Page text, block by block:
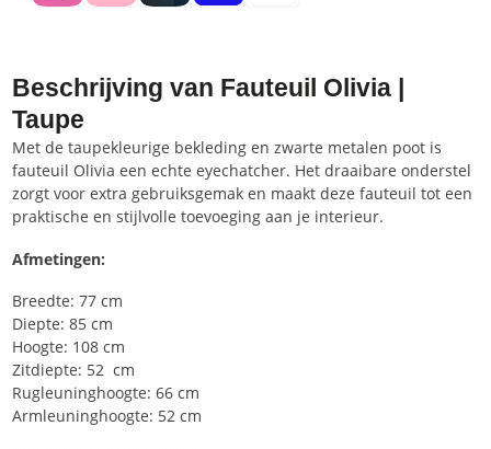
Beschrijving van Fauteuil Olivia |
Taupe
Met de taupekleurige bekleding en zwarte metalen poot is
fauteuil Olivia een echte eyechatcher. Het draaibare onderstel
zorgt voor extra gebruiksgemak en maakt deze fauteuil tot een
praktische en stijlvolle toevoeging aan je interieur.
Afmetingen:
Breedte: 77 cm
Diepte: 85 cm
Hoogte: 108 cm
Zitdiepte: 52 cm
Rugleuninghoogte: 66 cm
Armleuninghoogte: 52 cm